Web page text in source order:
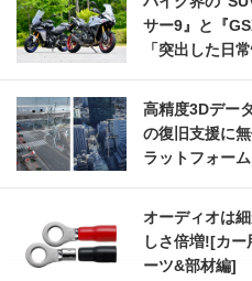
サー9』と『
「突出した日
高精度3Dデー
の復旧支援に
ラットフォーム
オーディオは
しさ倍増![カ
ーツ&部材編]